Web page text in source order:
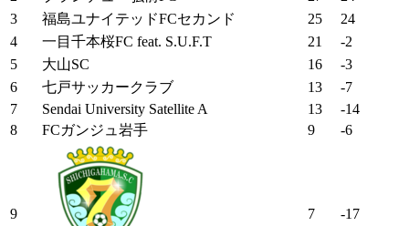
3
福島ユナイテッドFCセカンド 25
24
4
一目千本桜FC feat. S.U.F.T 21
-2
5
大山SC 16
-3
6
七戸サッカークラブ 13
-7
7
Sendai University Satellite A 13
-14
8
FCガンジュ岩手 9 -6
9 7 -17